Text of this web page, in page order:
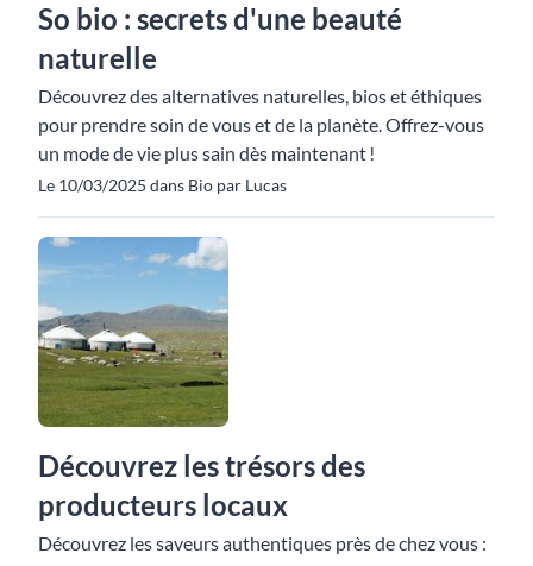
So bio : secrets d'une beauté
naturelle
Découvrez des alternatives naturelles, bios et éthiques
pour prendre soin de vous et de la planète. Offrez-vous
un mode de vie plus sain dès maintenant !
Le 10/03/2025 dans Bio par Lucas
Découvrez les trésors des
producteurs locaux
Découvrez les saveurs authentiques près de chez vous :